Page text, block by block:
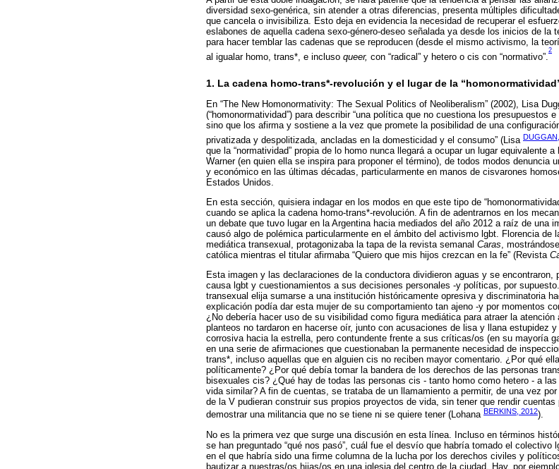
diversidad sexo-genérica, sin atender a otras diferencias, presenta múltiples
que cancela o invisibiliza. Esto deja en evidencia la necesidad de recuperar el
eslabones de aquella cadena sexo-género-deseo señalada ya desde los inicios de la
para hacer temblar las cadenas que se reproducen (desde el mismo activismo, la
al igualar homo, trans*, e incluso queer, con “radical” y hetero o cis con “normativo”.
2
1. La cadena homo-trans*-revolución y el lugar de la
En “The New Homonormativity: The Sexual Politics of Neoliberalism” (2002), Lisa
(“homonormatividad”) para describir “una política que no cuestiona los presupuestos
sino que los afirma y sostiene a la vez que promete la posibilidad de una
privatizada y despolitizada, ancladas en la domesticidad y el consumo” (Lisa
que la “normatividad” propia de lo homo nunca llegará a ocupar un lugar equivalente a
Warner (en quien ella se inspira para proponer el término), de todos modos denuncia
y económico en las últimas décadas, particularmente en manos de cisvarones
Estados Unidos.
En esta sección, quisiera indagar en los modos en que este tipo de
cuando se aplica la cadena homo-trans*-revolución. A fin de adentrarnos en los
un debate que tuvo lugar en la Argentina hacia mediados del año 2012 a raíz de una
causó algo de polémica particularmente en el ámbito del activismo lgbt. Florencia
mediática transexual, protagonizaba la tapa de la revista semanal Caras,
católica mientras el titular afirmaba “Quiero que mis hijos crezcan en la fe” (Revista
Esta imagen y las declaraciones de la conductora dividieron aguas y se
causa lgbt y cuestionamientos a sus decisiones personales -y políticas, por
transexual elija sumarse a una institución históricamente opresiva y discriminatoria
explicación podía dar esta mujer de su comportamiento tan ajeno -y por momentos
¿No debería hacer uso de su visibilidad como figura mediática para atraer la
planteos no tardaron en hacerse oír, junto con acusaciones de lisa y llana estupidez
corrosiva hacia la estrella, pero contundente frente a sus críticas/os (en su mayoría
en una serie de afirmaciones que cuestionaban la permanente necesidad de
trans*, incluso aquellas que en alguien cis no reciben mayor comentario. ¿Por qué
políticamente? ¿Por qué debía tomar la bandera de los derechos de las personas
bisexuales cis? ¿Qué hay de todas las personas cis - tanto homo como hetero - a
vida similar? A fin de cuentas, se trataba de un llamamiento a permitir, de una vez
de la V pudieran construir sus propios proyectos de vida, sin tener que rendir
demostrar una militancia que no se tiene ni se quiere tener (Lohana BERKINS, 2012).
No es la primera vez que surge una discusión en esta línea. Incluso en términos
se han preguntado “qué nos pasó”, cuál fue el desvío que habría tomado el colectivo
en el que habría sido una firme columna de la lucha por los derechos civiles y
bautizar a nuestras/os hijas/os en una iglesia del centro de la ciudad. Hay, por